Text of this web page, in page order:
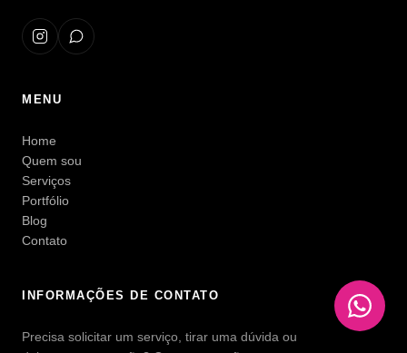
MENU
Home
Quem sou
Serviços
Portfólio
Blog
Contato
INFORMAÇÕES DE CONTATO
Precisa solicitar um serviço, tirar uma dúvida ou